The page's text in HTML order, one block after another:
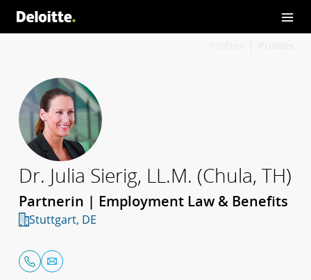
Dr. Julia Sierig, LL.M. (Chula, TH)
Partnerin | Employment Law & Benefits
Stuttgart, DE